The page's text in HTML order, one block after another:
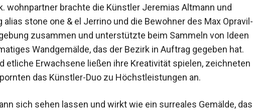
wohnpartner brachte die Künstler Jeremias Altmann und
alias stone one & el Jerrino und die Bewohner des Max Opravil-
zusammen und unterstützte beim Sammeln von Ideen
Wandgemälde, das der Bezirk in Auftrag gegeben hat.
etliche Erwachsene ließen ihre Kreativität spielen, zeichneten
das Künstler-Duo zu Höchstleistungen an.
sich sehen lassen und wirkt wie ein surreales Gemälde, das